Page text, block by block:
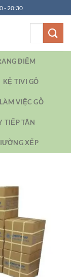
- 20:30
ĐIỂM
KỆ TIVI GỖ
VIỆC GỖ
TIẾP TÂN
XẾP